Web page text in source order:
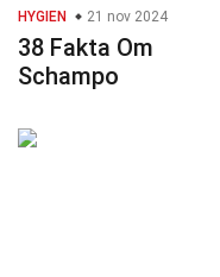
HYGIEN 21 nov 2024
38 Fakta Om
Schampo